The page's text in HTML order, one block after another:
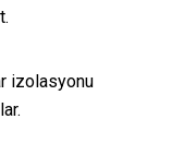
izolasyonu